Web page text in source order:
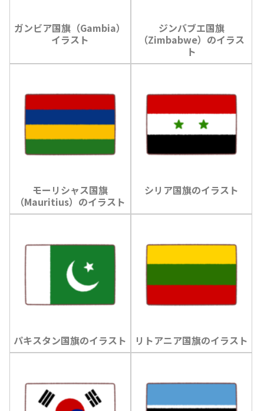
ガンビア国旗（Gambia）
イラスト
ジンバブエ国旗
（Zimbabwe）のイラス
ト
モーリシャス国旗
（Mauritius）のイラスト
シリア国旗のイラスト
パキスタン国旗のイラスト リトアニア国旗のイラスト